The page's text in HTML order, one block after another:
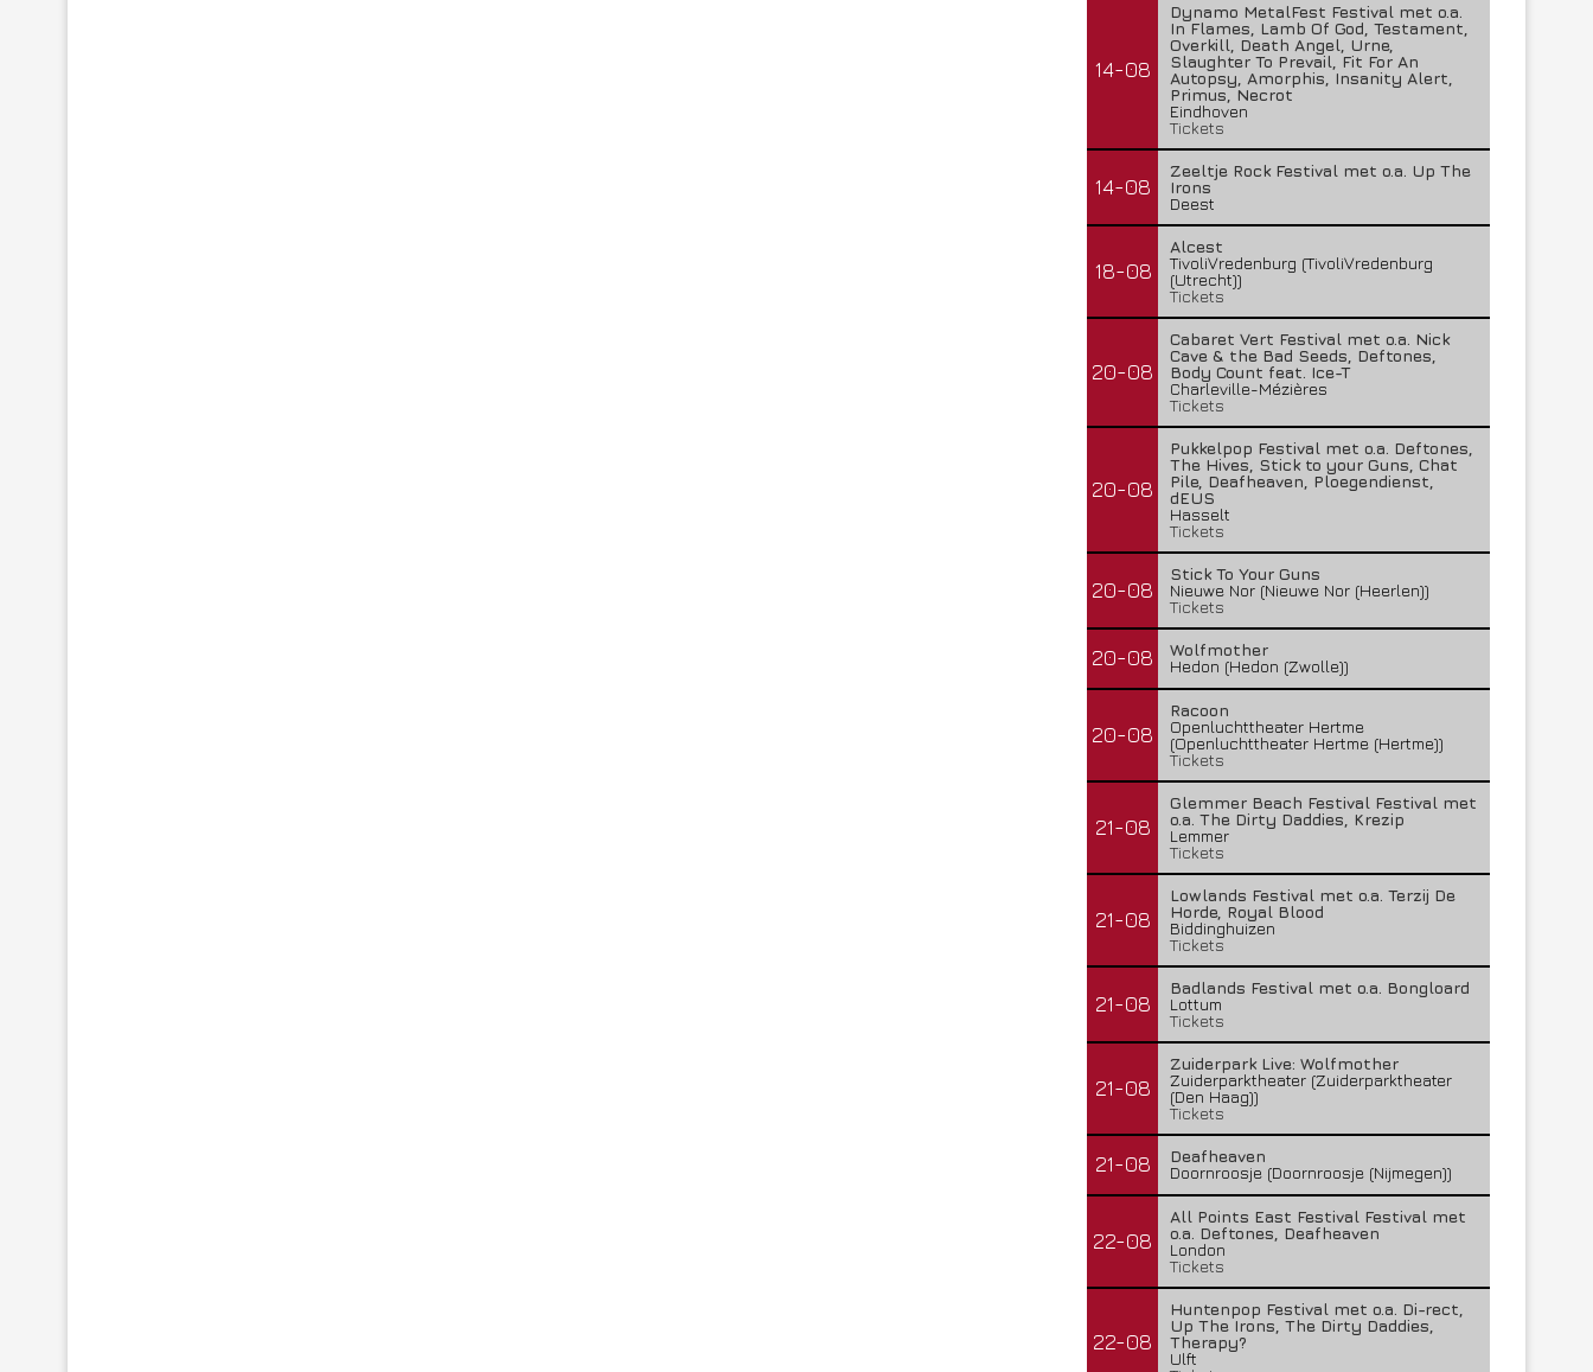
14-08
Dynamo MetalFest Festival met o.a.
In Flames, Lamb Of God, Testament,
Overkill, Death Angel, Urne,
Slaughter To Prevail, Fit For An
Autopsy, Amorphis, Insanity Alert,
Primus, Necrot
Eindhoven
Tickets
14-08
Zeeltje Rock Festival met o.a. Up The
Irons
Deest
18-08
Alcest
TivoliVredenburg (TivoliVredenburg
(Utrecht))
Tickets
20-08
Cabaret Vert Festival met o.a. Nick
Cave & the Bad Seeds, Deftones,
Body Count feat. Ice-T
Charleville-Mézières
Tickets
20-08
Pukkelpop Festival met o.a. Deftones,
The Hives, Stick to your Guns, Chat
Pile, Deafheaven, Ploegendienst,
dEUS
Hasselt
Tickets
20-08
Stick To Your Guns
Nieuwe Nor (Nieuwe Nor (Heerlen))
Tickets
20-08
Wolfmother
Hedon (Hedon (Zwolle))
20-08
Racoon
Openluchttheater Hertme
(Openluchttheater Hertme (Hertme))
Tickets
21-08
Glemmer Beach Festival Festival met
o.a. The Dirty Daddies, Krezip
Lemmer
Tickets
21-08
Lowlands Festival met o.a. Terzij De
Horde, Royal Blood
Biddinghuizen
Tickets
21-08
Badlands Festival met o.a. Bongloard
Lottum
Tickets
21-08
Zuiderpark Live: Wolfmother
Zuiderparktheater (Zuiderparktheater
(Den Haag))
Tickets
21-08
Deafheaven
Doornroosje (Doornroosje (Nijmegen))
22-08
All Points East Festival Festival met
o.a. Deftones, Deafheaven
London
Tickets
22-08
Huntenpop Festival met o.a. Di-rect,
Up The Irons, The Dirty Daddies,
Therapy?
Ulft